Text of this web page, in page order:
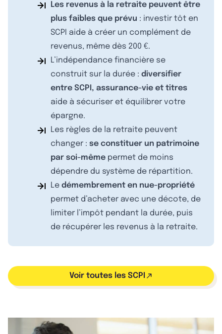
Les revenus à la retraite peuvent être
plus faibles que prévu : investir tôt en
SCPI aide à créer un complément de
revenus, même dès 200 €.
L’indépendance financière se
construit sur la durée : diversifier
entre SCPI, assurance-vie et titres
aide à sécuriser et équilibrer votre
épargne.
Les règles de la retraite peuvent
changer : se constituer un patrimoine
par soi-même permet de moins
dépendre du système de répartition.
Le démembrement en nue-propriété
permet d’acheter avec une décote, de
limiter l’impôt pendant la durée, puis
de récupérer les revenus à la retraite.
Voir toutes les SCPI